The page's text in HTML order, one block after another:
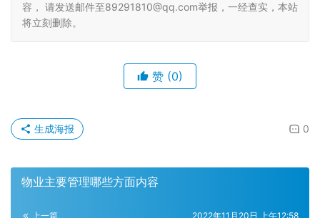
容， 请发送邮件至89291810@qq.com举报，一经查实，本站
将立刻删除。
赞 (0)
0
生成海报
物业主要管理哪些方面内容
上一篇 2022年11月20日 上午12:58